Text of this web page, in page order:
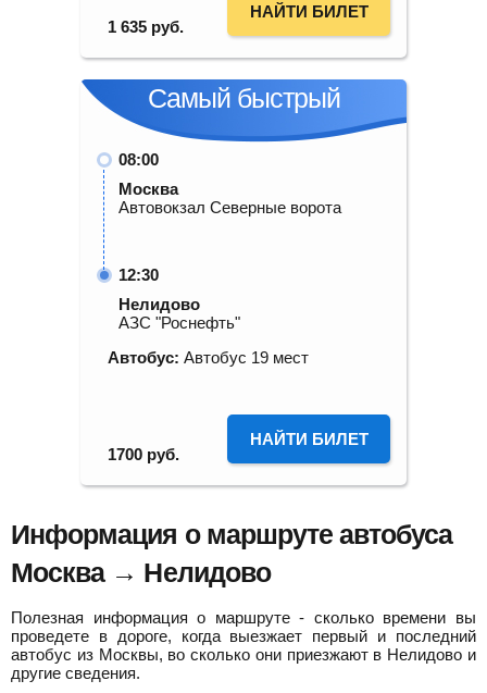
1 635 руб.
НАЙТИ БИЛЕТ
Самый быстрый
08:00
Москва
Автовокзал Северные ворота
12:30
Нелидово
АЗС "Роснефть"
Автобус: Автобус 19 мест
1700 руб.
НАЙТИ БИЛЕТ
Информация о маршруте автобуса
Москва → Нелидово
Полезная информация о маршруте - сколько времени вы
проведете в дороге, когда выезжает первый и последний
автобус из Москвы, во сколько они приезжают в Нелидово и
другие сведения.